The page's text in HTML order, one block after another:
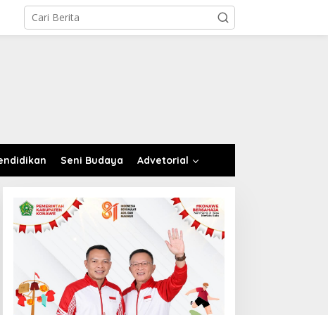
Seni Budaya Advetorial